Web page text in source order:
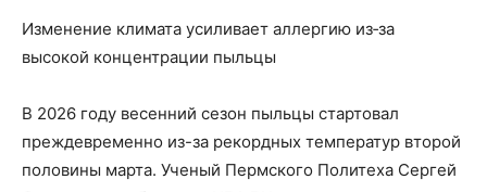
Изменение климата усиливает аллергию из‑за
высокой концентрации пыльцы
В 2026 году весенний сезон пыльцы стартовал
преждевременно из-за рекордных температур второй
половины марта. Ученый Пермского Политеха Сергей